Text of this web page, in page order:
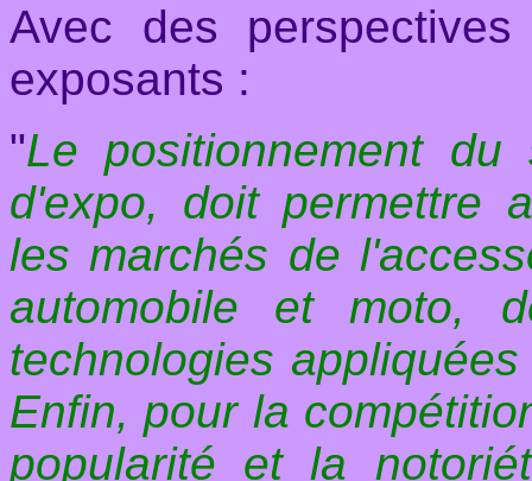
Avec des
exposants :
"Le positionnement
d'expo, doit permettre
les marchés de
automobile et moto,
technologies
Enfin, pour la
popularité et la